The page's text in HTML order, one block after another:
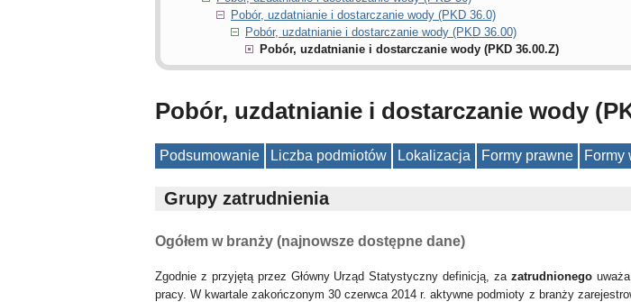
Pobór, uzdatnianie i dostarczanie wody (PKD 36.0)
Pobór, uzdatnianie i dostarczanie wody (PKD 36.00)
Pobór, uzdatnianie i dostarczanie wody (PKD 36.00.Z)
Pobór, uzdatnianie i dostarczanie wody
Podsumowanie Liczba podmiotów Lokalizacja Formy prawne Formy
Grupy zatrudnienia
Ogółem w branży (najnowsze dostępne dane)
Zgodnie z przyjętą przez Główny Urząd Statystyczny definicją, za zatrudnionegouważa
pracy. W kwartale zakończonym 30 czerwca 2014 r. aktywne podmioty z branży